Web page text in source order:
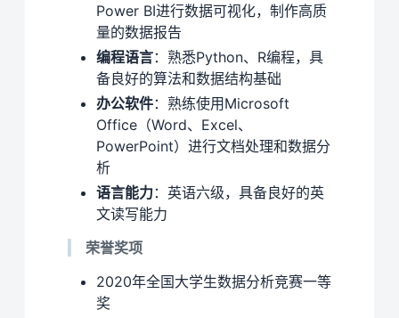
Power BI进行数据可视化，制作高质
量的数据报告
编程语言：熟悉Python、R编程，具
备良好的算法和数据结构基础
办公软件：熟练使用Microsoft
Office（Word、Excel、
PowerPoint）进行文档处理和数据分
析
语言能力：英语六级，具备良好的英
文读写能力
荣誉奖项
2020年全国大学生数据分析竞赛一等
奖